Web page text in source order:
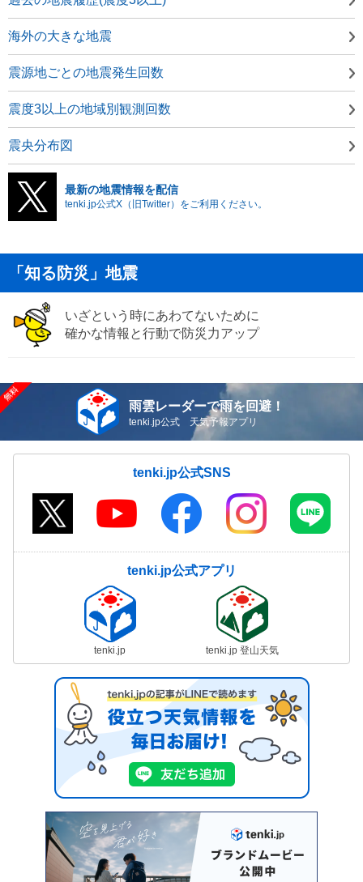
海外の大きな地震
震源地ごとの地震発生回数
震度3以上の地域別観測回数
震央分布図
最新の地震情報を配信
tenki.jp公式X（旧Twitter）をご利用ください。
「知る防災」地震
いざという時にあわてないために
確かな情報と行動で防災力アップ
雨雲レーダーで雨を回避！
tenki.jp公式 天気予報アプリ
tenki.jp公式SNS
tenki.jp公式アプリ
tenki.jp tenki.jp 登山天気